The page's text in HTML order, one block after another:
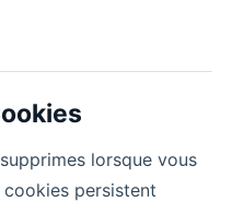
lorsque vous
persistent